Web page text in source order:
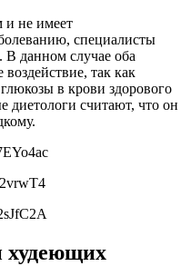
и не имеет
специалисты
В данном случае оба
воздействие, так как
в крови здорового
диетологи считают, что он
худеющих